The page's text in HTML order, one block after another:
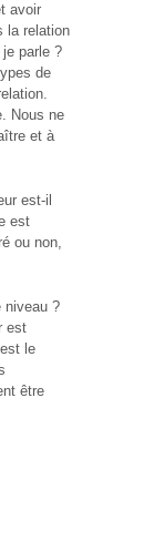
avoir
la relation
je parle ?
de
Nous ne
et à
est-il
est
ou non,
niveau ?
est
le
être